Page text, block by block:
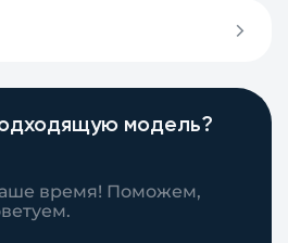
модель?
время! Поможем,